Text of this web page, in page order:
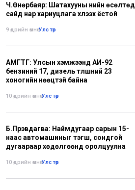
Ч.Өнөрбаяр: Шатахууны үнийн өсөлтөд
сайд нар хариуцлага хүлээх ёстой
9 өдрийн өмнө•Улс төр
АМГТГ: Улсын хэмжээнд АИ-92
бензиний 17, дизель түлшний 23
хоногийн нөөцтэй байна
10 өдрийн өмнө•Улс төр
Б.Пүрэвдагва: Наймдугаар сарын 15-
наас автомашиныг тэгш, сондгой
дугаараар хөдөлгөөнд оролцуулна
10 өдрийн өмнө•Улс төр